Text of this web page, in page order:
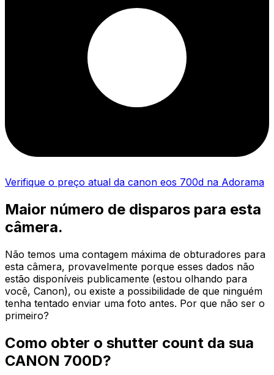
Verifique o preço atual da canon eos 700d na Adorama
Maior número de disparos para esta
câmera.
Não temos uma contagem máxima de obturadores para
esta câmera, provavelmente porque esses dados não
estão disponíveis publicamente (estou olhando para
você, Canon), ou existe a possibilidade de que ninguém
tenha tentado enviar uma foto antes. Por que não ser o
primeiro?
Como obter o shutter count da sua
CANON 700D?